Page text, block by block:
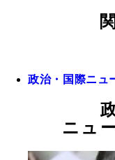
政治・国際ニュ
ニュ